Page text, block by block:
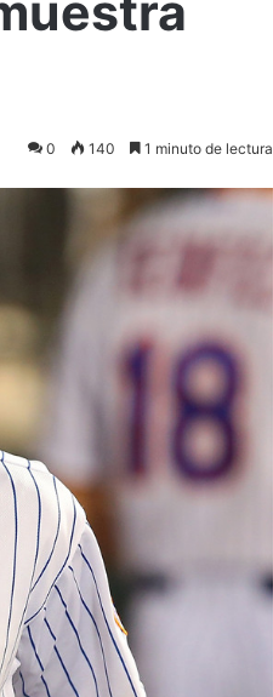
0 140 1 minuto de lectura